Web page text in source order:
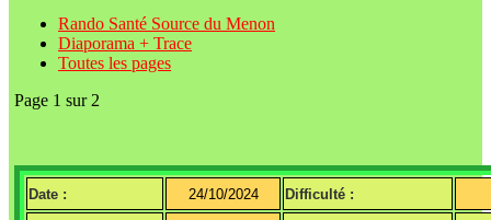
Rando Santé Source du Menon
Diaporama + Trace
Toutes les pages
Page 1 sur 2
Date : 24/10/2024 Difficulté :